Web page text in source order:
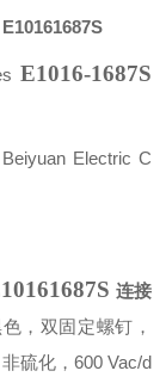
E10161687S
E1016-1687S
Electric C
连接
，双固定螺钉，
硫化，600 Vac/d